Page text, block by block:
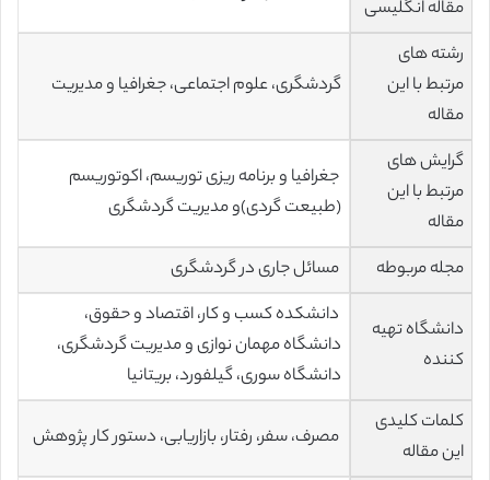
مقاله انگلیسی
رشته های
مرتبط با این
مقاله
گردشگری، علوم اجتماعی، جغرافیا و مدیریت
گرایش های
مرتبط با این
مقاله
جغرافیا و برنامه ریزی توریسم، اکوتوریسم
(طبیعت گردی)و مدیریت گردشگری
مجله مربوطه مسائل جاری در گردشگری
دانشگاه تهیه
کننده
دانشکده کسب و کار، اقتصاد و حقوق،
دانشگاه مهمان نوازی و مدیریت گردشگری،
دانشگاه سوری، گیلفورد، بریتانیا
کلمات کلیدی
این مقاله
مصرف، سفر، رفتار، بازاریابی، دستور کار پژوهش